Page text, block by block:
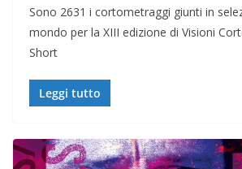
Sono 2631 i cortometraggi giunti in
mondo per la XIII edizione di Visioni
Short
Leggi tutto